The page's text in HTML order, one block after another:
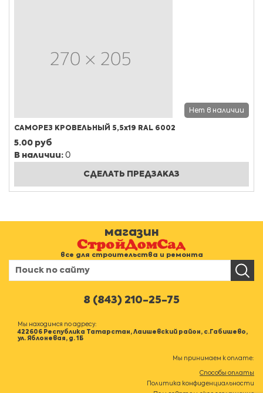
Нет в наличии
САМОРЕЗ КРОВЕЛЬНЫЙ 5,5х19 RAL 6002
5.00 руб
В наличии: 0
СДЕЛАТЬ ПРЕДЗАКАЗ
магазин
все для строительства и ремонта
8 (843) 210-25-75
Мы находимся по адресу:
422606 Республика Татарстан, Лаишевский район, с.Габишево,
ул. Яблоневая, д. 1Б
Мы принимаем к оплате:
Способы оплаты
Политика конфиденциальности